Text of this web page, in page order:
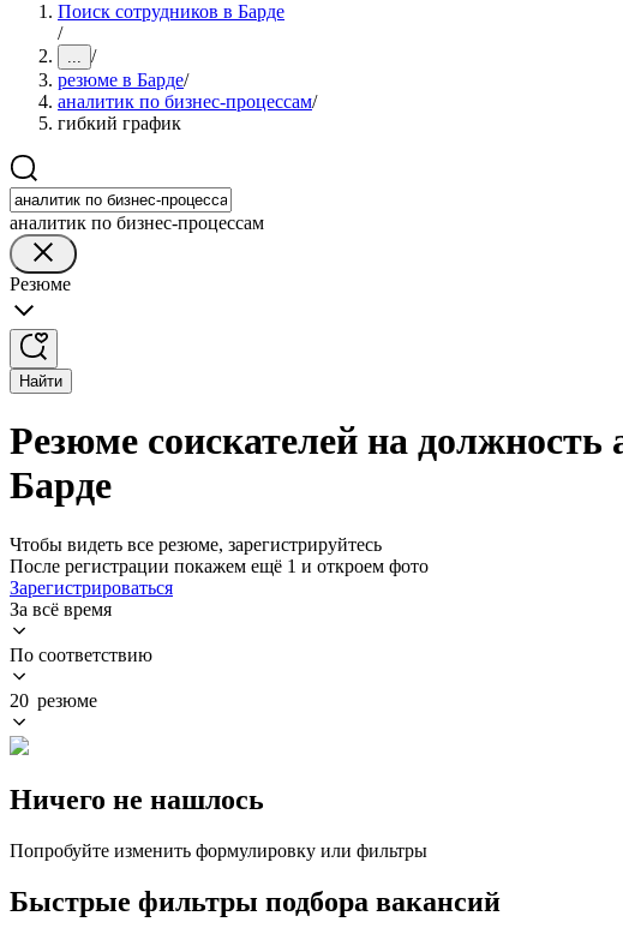
Поиск сотрудников в Барде
/
... /
резюме в Барде/
аналитик по бизнес-процессам/
гибкий график
аналитик по бизнес-процессам
Резюме
Найти
Резюме соискателей на
Барде
Чтобы видеть все резюме, зарегистрируйтесь
После регистрации покажем ещё 1 и откроем фото
Зарегистрироваться
За всё время
По соответствию
20 резюме
Ничего не нашлось
Попробуйте изменить формулировку или фильтры
Быстрые фильтры подбора вакансий